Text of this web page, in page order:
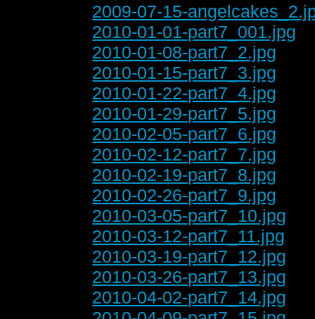
2009-07-15-
2010-01-01-part7_001.jpg
2010-01-08-part7_2.jpg
2010-01-15-part7_3.jpg
2010-01-22-part7_4.jpg
2010-01-29-part7_5.jpg
2010-02-05-part7_6.jpg
2010-02-12-part7_7.jpg
2010-02-19-part7_8.jpg
2010-02-26-part7_9.jpg
2010-03-05-part7_10.jpg
2010-03-12-part7_11.jpg
2010-03-19-part7_12.jpg
2010-03-26-part7_13.jpg
2010-04-02-part7_14.jpg